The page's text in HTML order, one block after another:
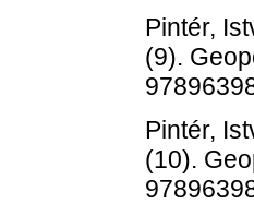
Pintér,
(9).
Pintér,
(10).